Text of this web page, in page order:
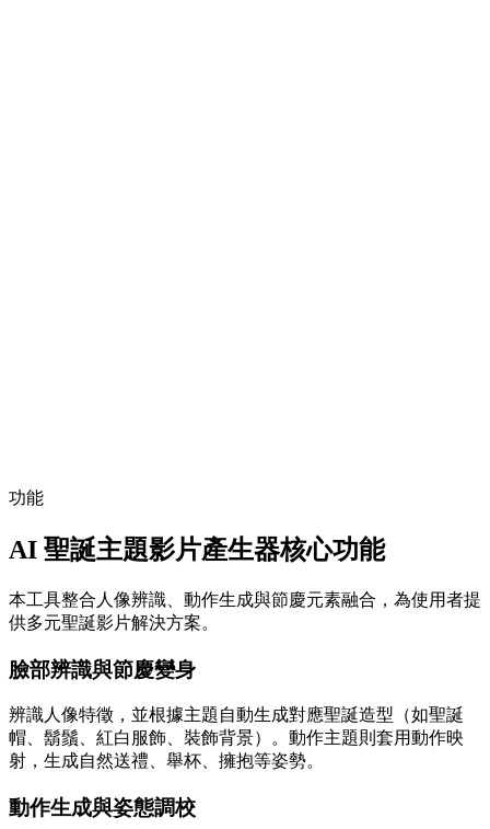
功能
AI 聖誕主題影片產生器核心功能
本工具整合人像辨識、動作生成與節慶元素融合，為使用者提
供多元聖誕影片解決方案。
臉部辨識與節慶變身
辨識人像特徵，並根據主題自動生成對應聖誕造型（如聖誕
帽、鬍鬚、紅白服飾、裝飾背景）。動作主題則套用動作映
射，生成自然送禮、舉杯、擁抱等姿勢。
動作生成與姿態調校